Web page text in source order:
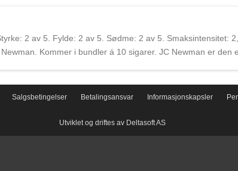
Dominikanske Republikk, men de har fortsatt opprettholdt
2 av 5. Fylde: 2 av 5. Sødme: 2 av 5. Smaksintensitet:
Kommer i bundler á 10 sigarer. JC Newman er den
Salgsbetingelser Betalingsansvar Informasjonskapsler
Utviklet og driftes av Deltasoft AS